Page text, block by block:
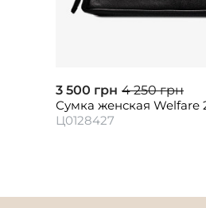
3 500 грн 4 250 грн
Сумка женская Welfare
Ц0128427